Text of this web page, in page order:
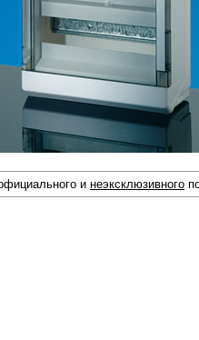
и неэксклюзивного